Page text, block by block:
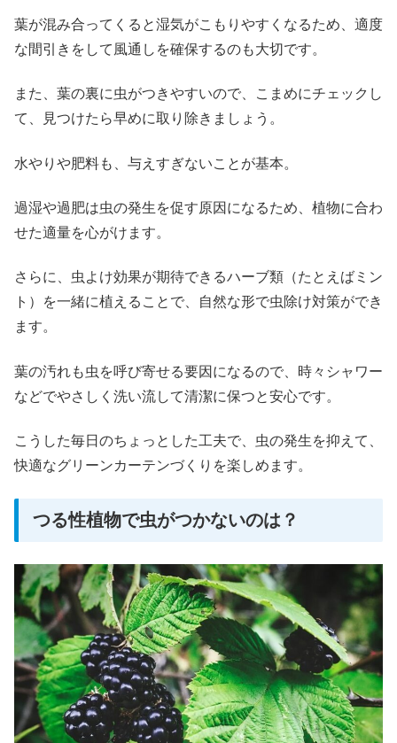
葉が混み合ってくると湿気がこもりやすくなるため、適度
な間引きをして風通しを確保するのも大切です。
また、葉の裏に虫がつきやすいので、こまめにチェックし
て、見つけたら早めに取り除きましょう。
水やりや肥料も、与えすぎないことが基本。
過湿や過肥は虫の発生を促す原因になるため、植物に合わ
せた適量を心がけます。
さらに、虫よけ効果が期待できるハーブ類（たとえばミン
ト）を一緒に植えることで、自然な形で虫除け対策ができ
ます。
葉の汚れも虫を呼び寄せる要因になるので、時々シャワー
などでやさしく洗い流して清潔に保つと安心です。
こうした毎日のちょっとした工夫で、虫の発生を抑えて、
快適なグリーンカーテンづくりを楽しめます。
つる性植物で虫がつかないのは？